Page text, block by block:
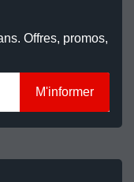
Offres, promos,
M'informer